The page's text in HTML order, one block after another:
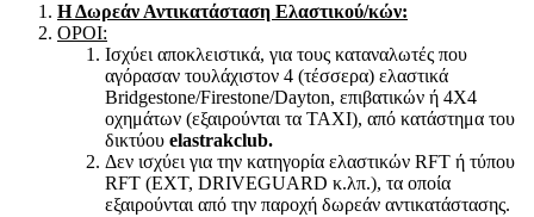
Η Δωρεάν Αντικατάσταση Ελαστικού/κών:
ΟΡΟΙ:
Ισχύει αποκλειστικά, για τους καταναλωτές που
αγόρασαν τουλάχιστον 4 (τέσσερα) ελαστικά
Bridgestone/Firestone/Dayton, επιβατικών ή 4Χ4
οχημάτων (εξαιρούνται τα TAXI), από κατάστημα του
δικτύου elastrakclub.
Δεν ισχύει για την κατηγορία ελαστικών RFT ή τύπου
RFT (EXT, DRIVEGUARD κ.λπ.), τα οποία
εξαιρούνται από την παροχή δωρεάν αντικατάστασης.